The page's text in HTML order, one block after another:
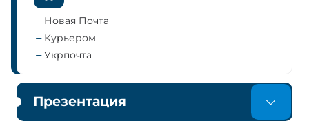
Новая Почта
Курьером
Укрпочта
Презентация